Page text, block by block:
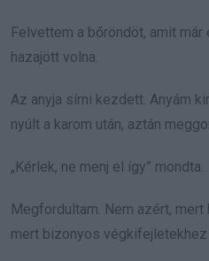
Felvettem a bőröndöt, amit
hazajött volna.
Az anyja sírni kezdett. Anyám
nyúlt a karom után, aztán
„Kérlek, ne menj el így” mondta.
Megfordultam. Nem azért,
mert bizonyos